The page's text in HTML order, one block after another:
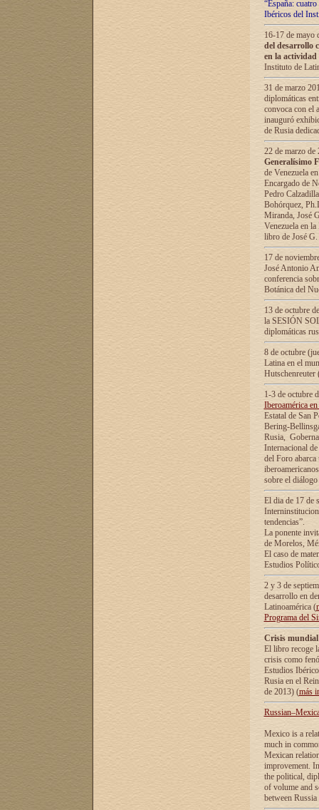
“España:
Ibéricos del
16-17 de mayo
del desarrollo
en la
Instituto de
31 de marzo
diplomáticas
convoca con el
inauguró
de Rusia
22 de marzo
Generalísimo
de Venezuela
Encargado de
Pedro
Bohórquez,
Miranda, José
Venezuela en
libro de José
17 de
José Antonio
conferencia
Botánica del
13 de octubre
la SESIÓN
diplomáticas
8 de octubre
Latina en el
1-3 de octubre
Iberoamérica
Estatal de San
Bering-
Rusia,
Internacional
del Foro
sobre el
El dia de 17 de
tendencias”.
La ponente
de Morelos,
El caso de
Estudios
2 y 3 de
desarrollo en
Latinoamérica (
Programa del
Crisis
El libro recoge
crisis como
Estudios
Rusia en el
de 2013) (más
Mexico is a
much in
Mexican
improvement.
the political,
of volume and
between